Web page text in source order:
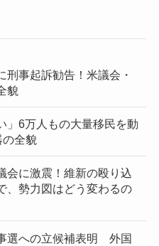
刑事起訴勧告！米議会・
貌
」6万人もの大量移民を動
の全貌
会に激震！維新の殴り込
、勢力図はどう変わるの
選への立候補表明 外国